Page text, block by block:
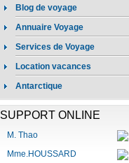
Blog de voyage
Annuaire Voyage
Services de Voyage
Location vacances
Antarctique
SUPPORT ONLINE
M. Thao
Mme.HOUSSARD